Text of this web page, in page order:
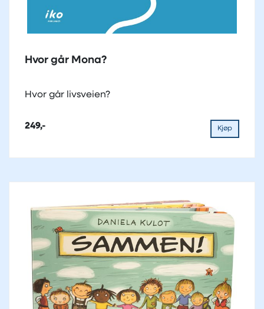
Hvor går Mona?
Hvor går livsveien?
249,- Kjøp